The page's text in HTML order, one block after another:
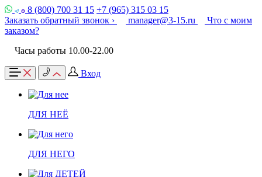
8 (800) 700 31 15 +7 (965) 315 03 15
Заказать обратный звонок ›
manager@3-15.ru
Что с моим
заказом?
Часы работы 10.00-22.00
Вход
ДЛЯ НЕЁ
ДЛЯ НЕГО